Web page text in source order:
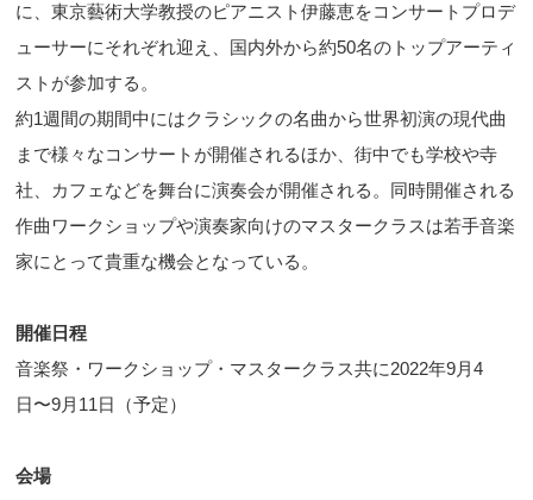
に、東京藝術大学教授のピアニスト伊藤恵をコンサートプロデ
ューサーにそれぞれ迎え、国内外から約50名のトップアーティ
ストが参加する。
約1週間の期間中にはクラシックの名曲から世界初演の現代曲
まで様々なコンサートが開催されるほか、街中でも学校や寺
社、カフェなどを舞台に演奏会が開催される。同時開催される
作曲ワークショップや演奏家向けのマスタークラスは若手音楽
家にとって貴重な機会となっている。
開催日程
音楽祭・ワークショップ・マスタークラス共に2022年9月4
日〜9月11日（予定）
会場